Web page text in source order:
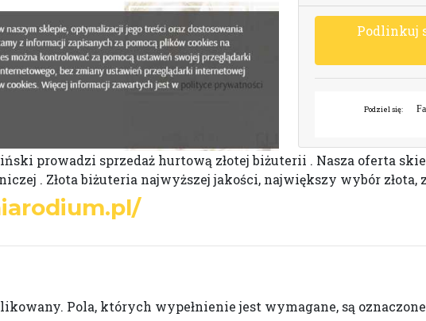
Podlinkuj
Podziel się:
prowadzi sprzedaż hurtową złotej biżuterii . Nasza oferta
. Złota biżuteria najwyższej jakości, największy wybór złota,
Pola, których wypełnienie jest wymagane, są